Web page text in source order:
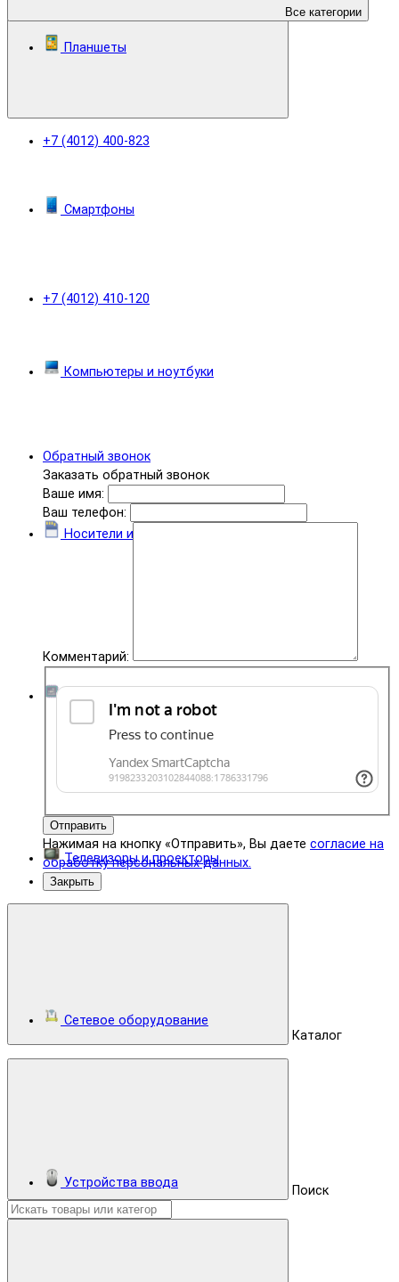
+7 (4012) 400-823
+7 (4012) 410-120
Обратный звонок
Заказать обратный звонок
Ваше имя:
Ваш телефон:
Комментарий:
Отправить
Нажимая на кнопку «Отправить», Вы даете согласие на
обработку персональных данных.
Закрыть
Каталог
Поиск
Все категории
Планшеты
Смартфоны
Компьютеры и ноутбуки
Носители информации
Комплектующие
Телевизоры и проекторы
Сетевое оборудование
Устройства ввода